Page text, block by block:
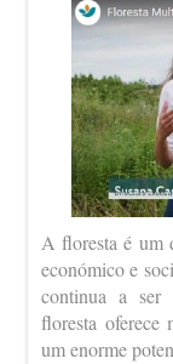
A floresta é um
económico e
continua a ser
floresta oferece
um enorme